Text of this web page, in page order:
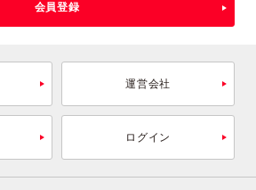
会員登録
運営会社
ログイン